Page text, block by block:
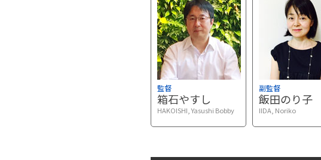
監督
箱石やすし
HAKOISHI, Yasushi Bobby
副監督
飯田のり子
IIDA, Noriko